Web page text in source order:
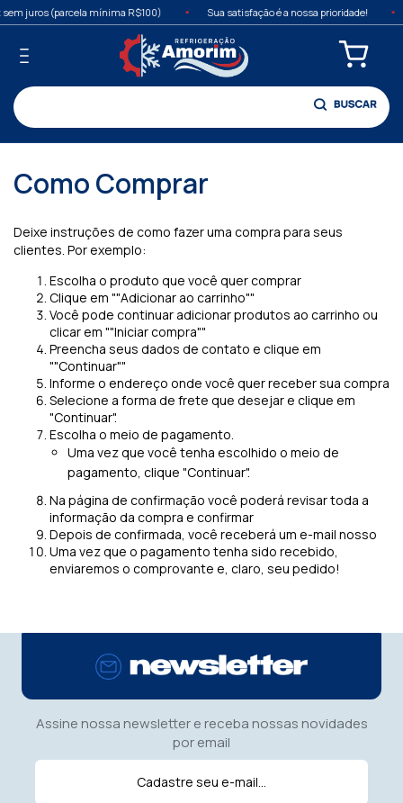
juros (parcela mínima R$100) Sua satisfação é a nossa prioridade!
Como Comprar
Deixe instruções de como fazer uma compra para seus
clientes. Por exemplo:
Escolha o produto que você quer comprar
Clique em ""Adicionar ao carrinho""
Você pode continuar adicionar produtos ao carrinho ou
clicar em ""Iniciar compra""
Preencha seus dados de contato e clique em
""Continuar""
Informe o endereço onde você quer receber sua compra
Selecione a forma de frete que desejar e clique em
"Continuar".
Escolha o meio de pagamento.
Uma vez que você tenha escolhido o meio de
pagamento, clique "Continuar".
Na página de confirmação você poderá revisar toda a
informação da compra e confirmar
Depois de confirmada, você receberá um e-mail nosso
Uma vez que o pagamento tenha sido recebido,
enviaremos o comprovante e, claro, seu pedido!
Assine nossa newsletter e receba nossas novidades
por email